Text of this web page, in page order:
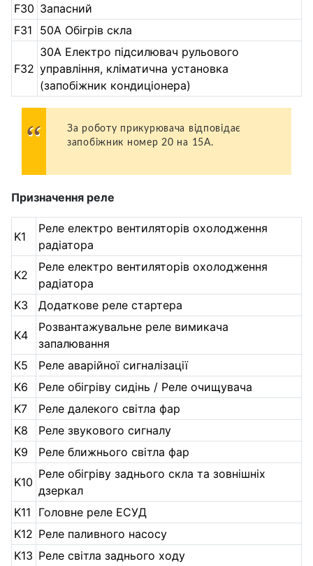
F30 Запасний
F31
50А Обігрів скла
F32
30А Електро підсилювач рульового
управління, кліматична установка
(запобіжник кондиціонера)
За роботу прикурювача відповідає
запобіжник номер 20 на 15А.
Призначення реле
K1
Реле електро вентиляторів охолодження
радіатора
K2
Реле електро вентиляторів охолодження
радіатора
K3
Додаткове реле стартера
K4
Розвантажувальне реле вимикача
запалювання
К5
Реле аварійної сигналізації
K6
Реле обігріву сидінь / Реле очищувача
K7
Реле далекого світла фар
K8
Реле звукового сигналу
K9
Реле ближнього світла фар
K10
Реле обігріву заднього скла та зовнішніх
дзеркал
K11
Головне реле ЕСУД
K12 Реле паливного насосу
K13 Реле світла заднього ходу